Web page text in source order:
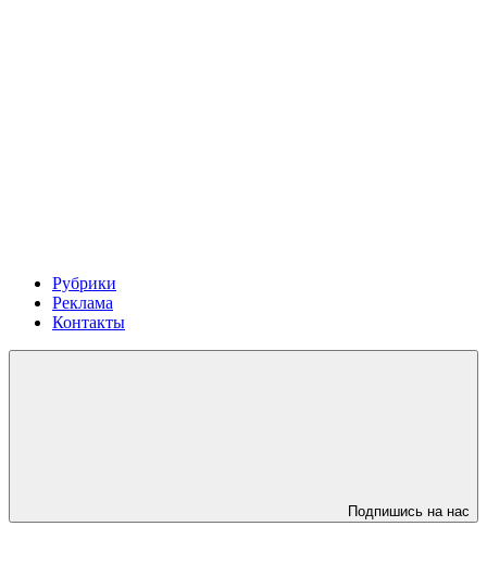
Рубрики
Реклама
Контакты
Подпишись на нас